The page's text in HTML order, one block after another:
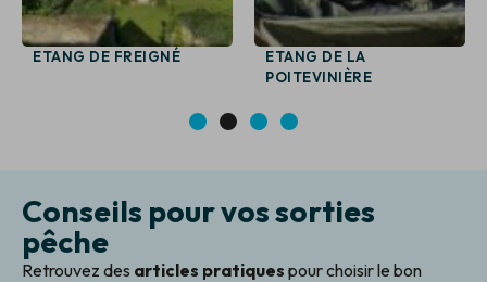
ETANG DE FREIGNÉ
ETANG DE LA
POITEVINIÈRE
3 4
Conseils pour vos sorties
pêche
Retrouvez des articles pratiques pour choisir le bon